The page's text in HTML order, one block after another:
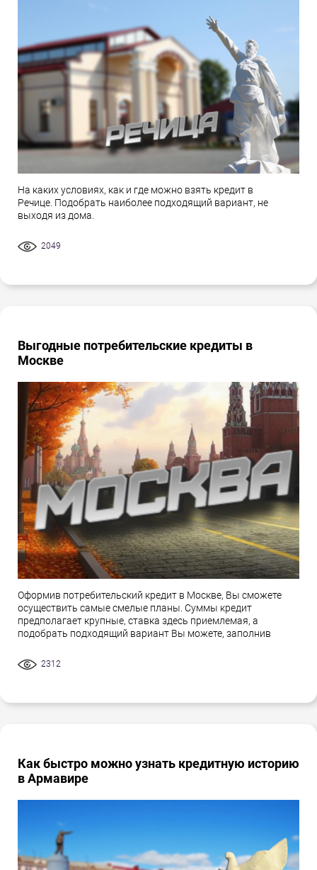
На каких условиях, как и где можно взять кредит в
Речице. Подобрать наиболее подходящий вариант, не
выходя из дома.
2049
Выгодные потребительские кредиты в
Москве
Оформив потребительский кредит в Москве, Вы сможете
осуществить самые смелые планы. Суммы кредит
предполагает крупные, ставка здесь приемлемая, а
подобрать подходящий вариант Вы можете, заполнив
2312
Как быстро можно узнать кредитную историю
в Армавире